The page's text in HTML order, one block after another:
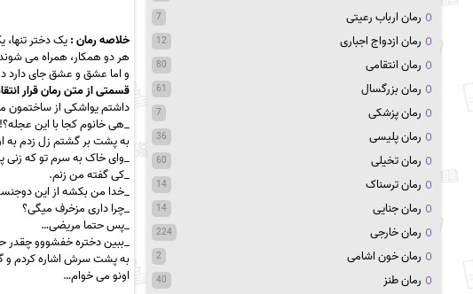
خلاصه رمان :یک دختر
هر دو همکار، همراه می
و اما عشق و عشق جای دارد
قسمتی از متن رمان قرار
داشتم یواشکی از ساختمون
_هی خانوم کجا با این عجله؟!
به پشت بر گشتم زل زدم به
_وای خاک به سرم تو که
_کی گفته من زنم.
_خدا من بکشه از این
_چرا داری مزخرف میگی؟
_پس حتما مریضی…
_ببین دختره خفشووو چقدر
به پشت سرش اشاره کردم و
اونو می خوام…
رمان ارباب رعیتی 7
رمان ازدواج اجباری 12
رمان انتقامی 80
رمان بزرگسال 61
رمان پزشکی 7
رمان پلیسی 36
رمان تخیلی 60
رمان ترسناک 14
رمان جنایی 14
رمان خارجی 224
رمان خون اشامی 2
رمان طنز 40